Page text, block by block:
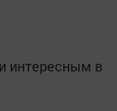
интересным в